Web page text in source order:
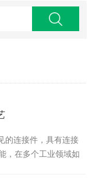
的连接件，具有连接
，在多个工业领域如